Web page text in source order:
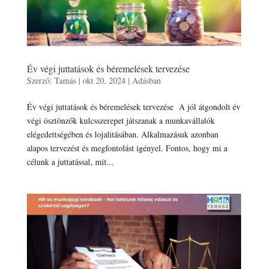
Év végi juttatások és béremelések tervezése
Szerző: Tamás| okt 20, 2024| Adásban
Év végi juttatások és béremelések tervezése A jól átgondolt év
végi ösztönzők kulcsszerepet játszanak a munkavállalók
elégedettségében és lojalitásában. Alkalmazásuk azonban
alapos tervezést és megfontolást igényel. Fontos, hogy mi a
célunk a juttatással, mit...